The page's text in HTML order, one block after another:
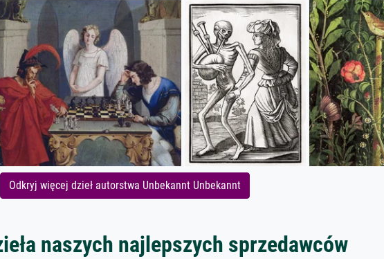
Odkryj więcej dzieł autorstwa Unbekannt Unbekannt
naszych najlepszych sprzedawców